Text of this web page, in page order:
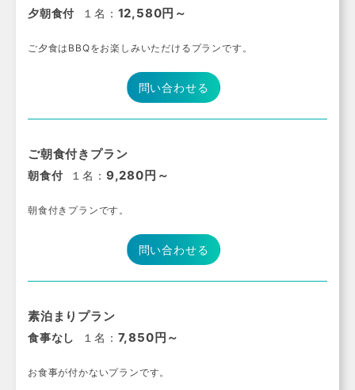
夕朝食付 １名： 12,580円～
ご夕食はBBQをお楽しみいただけるプランです。
問い合わせる
ご朝食付きプラン
朝食付 １名： 9,280円～
朝食付きプランです。
問い合わせる
素泊まりプラン
食事なし １名： 7,850円～
お食事が付かないプランです。